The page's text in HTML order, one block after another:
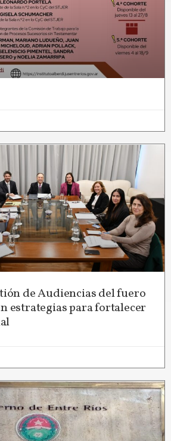
de Audiencias del fuero
estrategias para fortalecer